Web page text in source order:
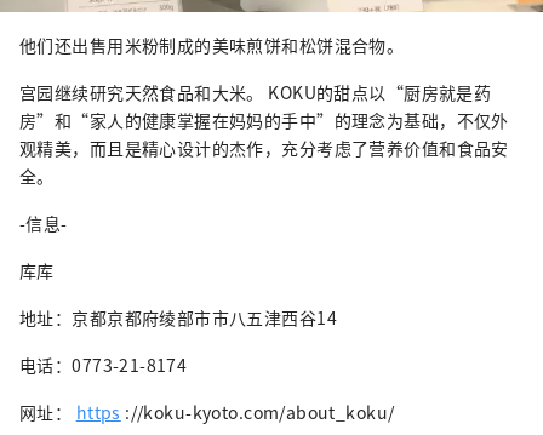
他们还出售用米粉制成的美味煎饼和松饼混合物。
宫园继续研究天然食品和大米。 KOKU的甜点以“厨房就是药
房”和“家人的健康掌握在妈妈的手中”的理念为基础，不仅外
观精美，而且是精心设计的杰作，充分考虑了营养价值和食品安
全。
-信息-
库库
地址：京都京都府绫部市市八五津西谷14
电话：0773-21-8174
网址： https ://koku-kyoto.com/about_koku/